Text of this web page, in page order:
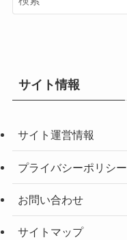
サイト情報
サイト運営情報
プライバシーポリシー
お問い合わせ
サイトマップ